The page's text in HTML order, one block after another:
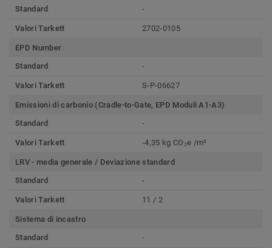
Standard
-
Valori Tarkett 2702-0105
EPD Number
Standard
-
Valori Tarkett S-P-06627
Emissioni di carbonio (Cradle-to-Gate, EPD Moduli A1-A3)
Standard
-
Valori Tarkett -4,35 kg CO₂e /m²
LRV - media generale / Deviazione standard
Standard
-
Valori Tarkett 11 / 2
Sistema di incastro
Standard
-